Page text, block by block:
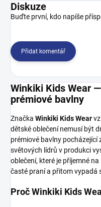
Diskuze
Buďte první, kdo napíše
Přidat komentář
Winkiki Kids Wear
prémiové bavlny
Značka Winkiki Kids Wear
dětské oblečení nemusí být
prémiové bavlny
světových lídrů v produkci
oblečení, které je příjemné
časté praní a přitom vypadá
Proč Winkiki Kids